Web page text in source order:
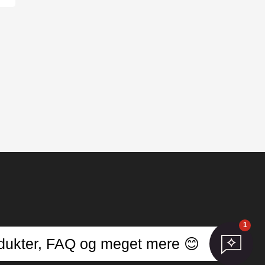
1
FAQ og meget mere 😊